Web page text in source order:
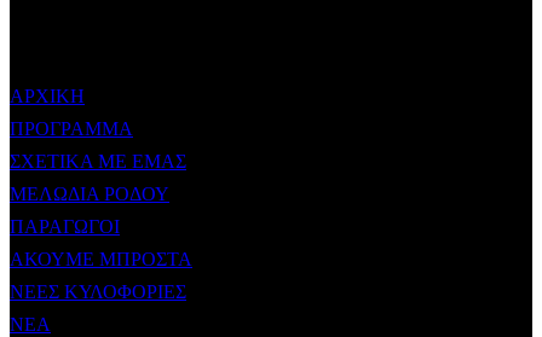
ΑΡΧΙΚΗ
ΠΡΟΓΡΑΜΜΑ
ΣΧΕΤΙΚΑ ΜΕ ΕΜΑΣ
ΜΕΛΩΔΙΑ ΡΟΔΟΥ
ΠΑΡΑΓΩΓΟΙ
ΑΚΟΥΜΕ ΜΠΡΟΣΤΑ
ΝΕΕΣ ΚΥΛΟΦΟΡΙΕΣ
ΝΕΑ